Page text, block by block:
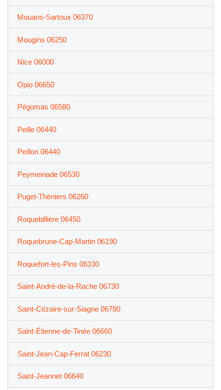
Mouans-Sartoux 06370
Mougins 06250
Nice 06000
Opio 06650
Pégomas 06580
Peille 06440
Peillon 06440
Peymeinade 06530
Puget-Théniers 06260
Roquebillière 06450
Roquebrune-Cap-Martin 06190
Roquefort-les-Pins 06330
Saint-André-de-la-Roche 06730
Saint-Cézaire-sur-Siagne 06780
Saint-Étienne-de-Tinée 06660
Saint-Jean-Cap-Ferrat 06230
Saint-Jeannet 06640